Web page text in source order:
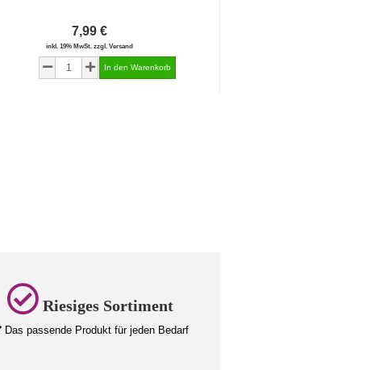
7,99 €
inkl. 19% MwSt. zzgl. Versand
Riesiges Sortiment
Das passende Produkt für jeden Bedarf